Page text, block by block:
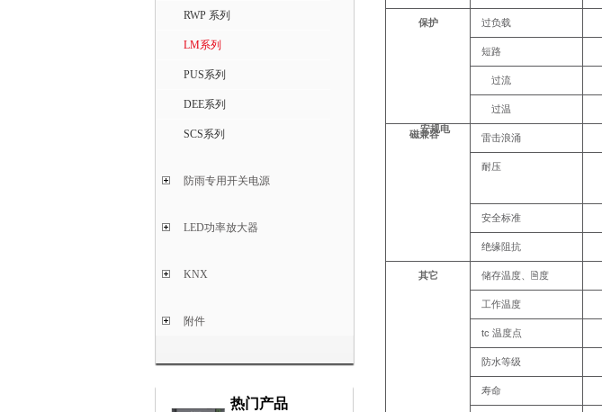
RWP 系列
LM系列
PUS系列
DEE系列
SCS系列
防雨专用开关电源
LED功率放大器
KNX
附件
热门产品
保护 过负载
短路
过流
过温
安规电
磁兼容 雷击浪涌
耐压
安全标准
绝缘阻抗
其它 储存温度、🗎 度
工作温度
tc 温度点
防水等级
寿命